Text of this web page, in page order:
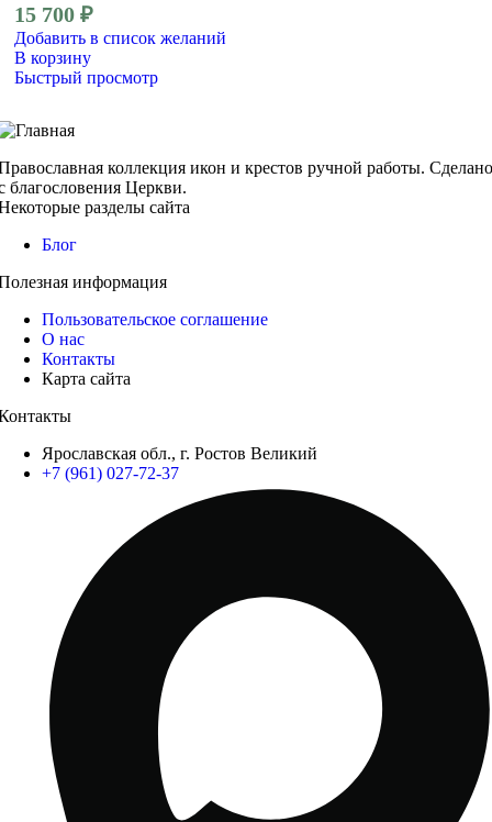
15 700 ₽
Добавить в список желаний
В корзину
Быстрый просмотр
коллекция икон и крестов ручной работы. Сделано
благословения Церкви.
разделы сайта
Блог
информация
Пользовательское соглашение
О нас
Контакты
Карта сайта
Ярославская обл., г. Ростов Великий
+7 (961) 027-72-37